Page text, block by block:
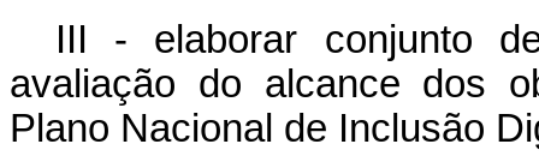
III - elaborar conjunto
avaliação do alcance dos
Plano Nacional de Inclusão